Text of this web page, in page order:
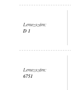
Lemezszám:
D 1
Lemezszám:
6751